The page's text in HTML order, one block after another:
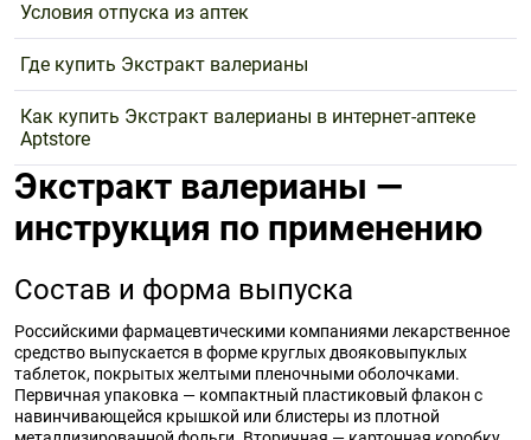
Условия отпуска из аптек
Где купить Экстракт валерианы
Как купить Экстракт валерианы в интернет-аптеке
Aptstore
Экстракт валерианы —
инструкция по применению
Состав и форма выпуска
Российскими фармацевтическими компаниями лекарственное
средство выпускается в форме круглых двояковыпуклых
таблеток, покрытых желтыми пленочными оболочками.
Первичная упаковка — компактный пластиковый флакон с
навинчивающейся крышкой или блистеры из плотной